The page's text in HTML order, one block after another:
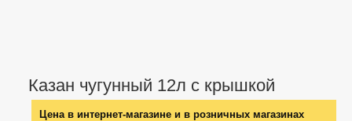
Казан чугунный 12л с крышкой
Цена в интернет-магазине и в розничных магазинах